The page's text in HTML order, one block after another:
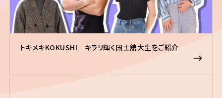
トキメキKOKUSHI キラリ輝く国士舘大生をご紹介